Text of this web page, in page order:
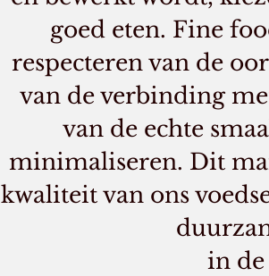
goed eten. Fine
respecteren van de
van de verbinding
van de echte
minimaliseren. Dit
kwaliteit van ons
in